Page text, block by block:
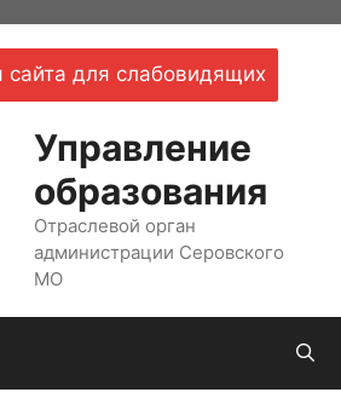
сайта для слабовидящих
Управление
образования
Отраслевой орган
администрации Серовского
МО